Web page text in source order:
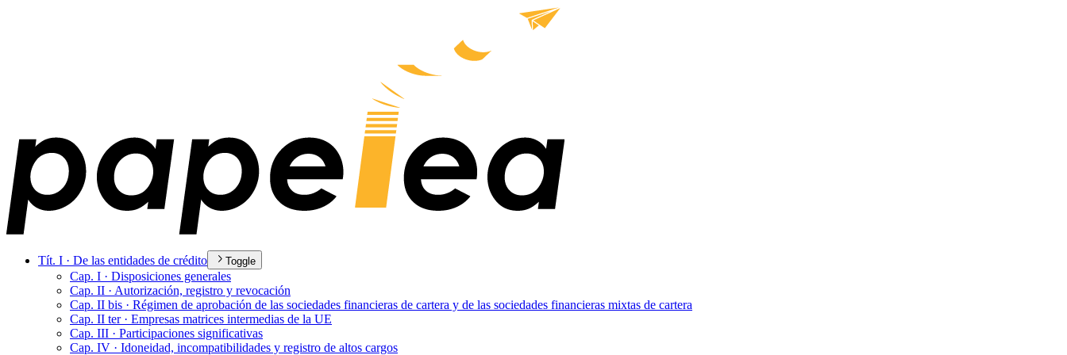
Tít. I · De las entidades de crédito Toggle
Cap. I · Disposiciones generales
Cap. II · Autorización, registro y revocación
Cap. II bis · Régimen de aprobación de las sociedades financieras de cartera y de las sociedades financieras mixtas de cartera
Cap. II ter · Empresas matrices intermedias de la UE
Cap. III · Participaciones significativas
Cap. IV · Idoneidad, incompatibilidades y registro de altos cargos